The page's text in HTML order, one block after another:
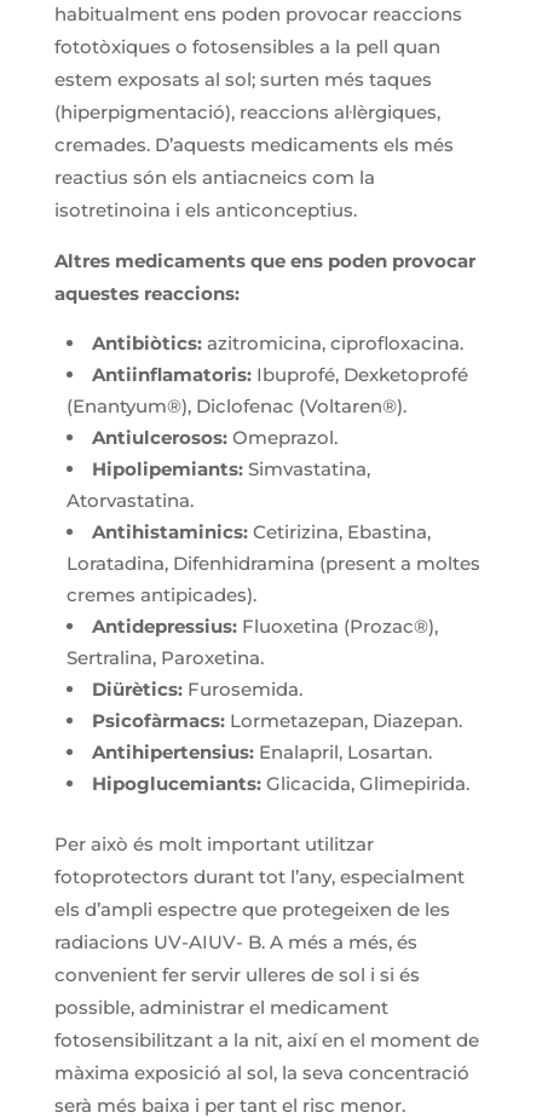
habitualment ens poden provocar reaccions
fototòxiques o fotosensibles a la pell quan
estem exposats al sol; surten més taques
(hiperpigmentació), reaccions al·lèrgiques,
cremades. D’aquests medicaments els més
reactius són els antiacneics com la
isotretinoina i els anticonceptius.
Altres medicaments que ens poden provocar
aquestes reaccions:
Antibiòtics:azitromicina, ciprofloxacina.
Antiinflamatoris:Ibuprofé, Dexketoprofé
(Enantyum®), Diclofenac (Voltaren®).
Antiulcerosos:Omeprazol.
Hipolipemiants:Simvastatina,
Atorvastatina.
Antihistaminics:Cetirizina, Ebastina,
Loratadina, Difenhidramina (present a moltes
cremes antipicades).
Antidepressius:Fluoxetina (Prozac®),
Sertralina, Paroxetina.
Diürètics: Furosemida.
Psicofàrmacs:Lormetazepan, Diazepan.
Antihipertensius:Enalapril, Losartan.
Hipoglucemiants:Glicacida, Glimepirida.
Per això és molt important utilitzar
fotoprotectors durant tot l’any, especialment
els d’ampli espectre que protegeixen de les
radiacions UV-AIUV- B. A més a més, és
convenient fer servir ulleres de sol i si és
possible, administrar el medicament
fotosensibilitzant a la nit, així en el moment de
màxima exposició al sol, la seva concentració
serà més baixa i per tant el risc menor.